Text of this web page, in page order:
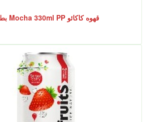
قهوه کاکائو Mocha 330ml PP بطری